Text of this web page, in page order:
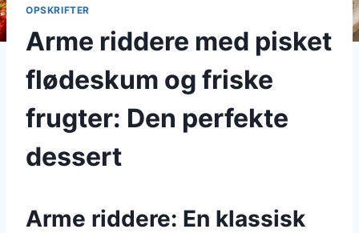
OPSKRIFTER
Arme riddere med pisket
flødeskum og friske
frugter: Den perfekte
dessert
Arme riddere: En klassisk